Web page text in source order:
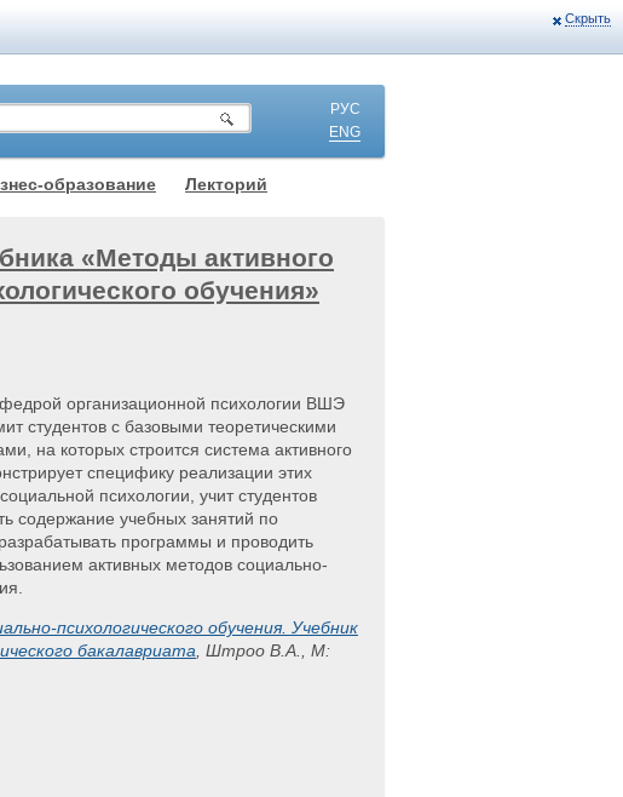
Скрыть
РУС
ENG
образование Лекторий
«Методы активного
обучения»
организационной психологии ВШЭ
студентов с базовыми теоретическими
на которых строится система активного
специфику реализации этих
психологии, учит студентов
содержание учебных занятий по
программы и проводить
активных методов социально-
психологического обучения. Учебник
бакалавриата, Штроо В.А., М: